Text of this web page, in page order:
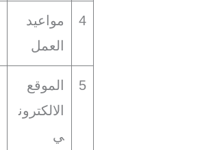
4
مواعيد
العمل
5
الموقع
الالكترون
ي